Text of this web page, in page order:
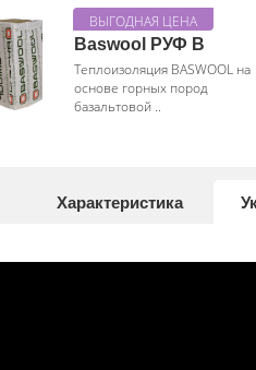
Baswool РУФ В
Теплоизоляция BASWOOL на
основе горных пород
базальтовой ..
Характеристика